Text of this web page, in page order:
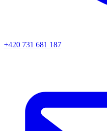
+420 731 681 187